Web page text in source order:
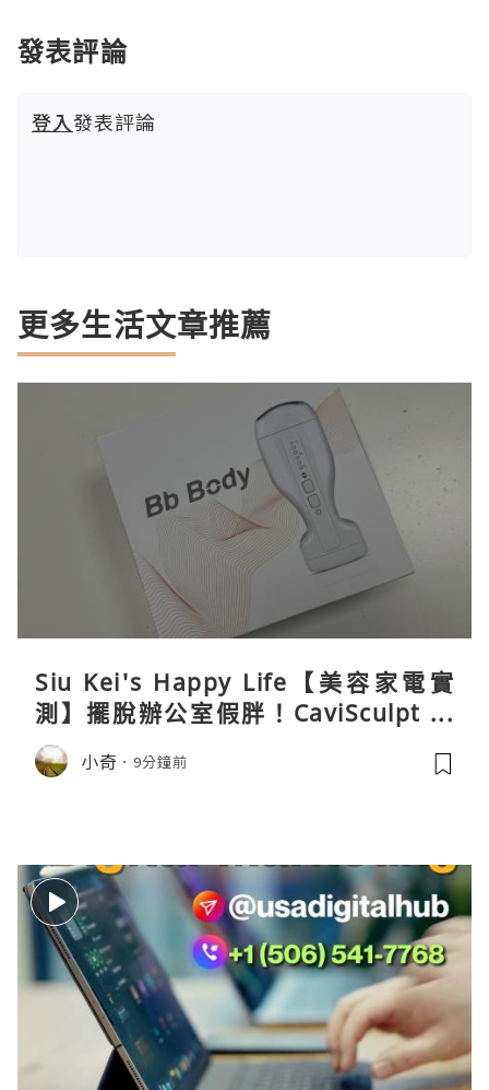
發表評論
登入發表評論
更多生活文章推薦
Siu Kei's Happy Life【美容家電實
測】擺脫辦公室假胖！CaviSculpt 新
一代72W高能超聲波體雕儀親身試用＆
真實評價
小奇 9分鐘前